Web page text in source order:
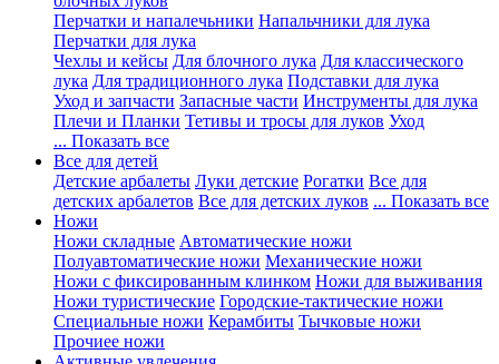
Перчатки и напалечьники Напальчники для лука
Перчатки для лука
Чехлы и кейсы Для блочного лука Для классического
лука Для традиционного лука Подставки для лука
Уход и запчасти Запасные части Инструменты для лука
Плечи и Планки Тетивы и тросы для луков Уход
... Показать все
Все для детей
Детские арбалеты Луки детские Рогатки Все для
детских арбалетов Все для детских луков ... Показать все
Ножи
Ножи складные Автоматические ножи
Полуавтоматические ножи Механические ножи
Ножи с фиксированным клинком Ножи для выживания
Ножи туристические Городские-тактические ножи
Специальные ножи Керамбиты Тычковые ножи
Прочиее ножи